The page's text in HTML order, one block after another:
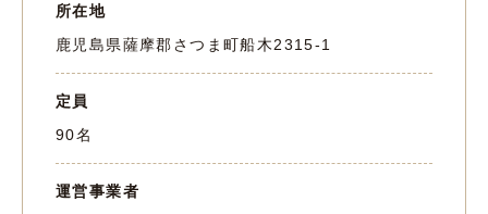
所在地
鹿児島県薩摩郡さつま町船木2315-1
定員
90名
運営事業者